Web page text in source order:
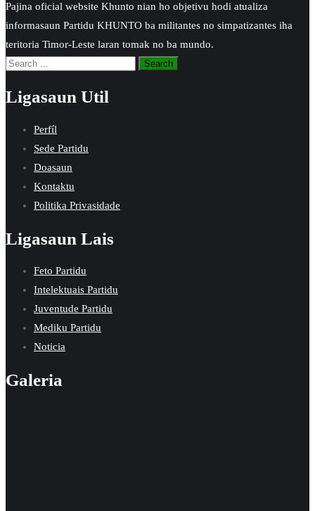
Pajina oficial website Khunto nian ho objetivu hodi atualiza
informasaun Partidu KHUNTO ba militantes no simpatizantes iha
teritoria Timor-Leste laran tomak no ba mundo.
Ligasaun Util
Perfíl
Sede Partidu
Doasaun
Kontaktu
Politika Privasidade
Ligasaun Lais
Feto Partidu
Intelektuais Partidu
Juventude Partidu
Mediku Partidu
Noticia
Galeria